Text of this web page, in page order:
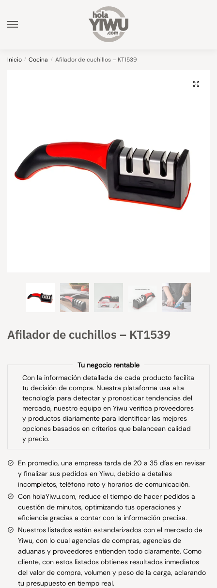
navigation
content
Inicio / Cocina / Afilador de cuchillos – KT1539
Afilador de cuchillos – KT1539
Tu negocio rentable
Con la información detallada de cada producto facilita
tu decisión de compra. Nuestra plataforma usa alta
tecnología para detectar y pronosticar tendencias del
mercado, nuestro equipo en Yiwu verifica proveedores
y productos diariamente para identificar las mejores
opciones basados en criterios que balancean calidad
y precio.
En promedio, una empresa tarda de 20 a 35 días en revisar
y finalizar sus pedidos en Yiwu, debido a detalles
incompletos, teléfono roto y horarios de comunicación.
Con holaYiwu.com, reduce el tiempo de hacer pedidos a
cuestión de minutos, optimizando tus operaciones y
eficiencia gracias a contar con la información precisa.
Nuestros listados están estandarizados con el mercado de
Yiwu, con lo cual agencias de compras, agencias de
aduanas y proveedores entienden todo claramente. Como
cliente, con estos listados obtienes resultados inmediatos
del valor de compra, volumen y peso de la carga, aclarando
tu presupuesto en tiempo real.